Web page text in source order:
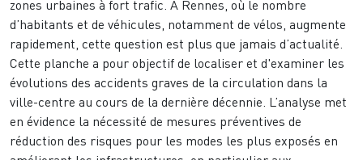
zones urbaines à fort trafic. À Rennes, où le nombre
d’habitants et de véhicules, notamment de vélos, augmente
rapidement, cette question est plus que jamais d’actualité.
Cette planche a pour objectif de localiser et d'examiner les
évolutions des accidents graves de la circulation dans la
ville-centre au cours de la dernière décennie. L’analyse met
en évidence la nécessité de mesures préventives de
réduction des risques pour les modes les plus exposés en